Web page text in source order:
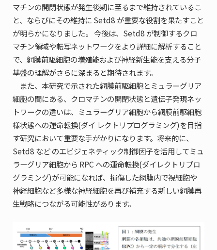
マチンの開閉状態が発生後期に至るまで維持されているこ
と、ならびにその維持に Setd8 が重要な役割を果たすこと
が明らかになりました。 今後は、Setd8 が制御するクロ
マチン領域や転写ネットワークをより詳細に解析すること
で、網膜前駆細胞の増殖能および神経新生能を支える分子
基盤の理解がさらに深まると期待されます。
また、本研究で示された網膜前駆細胞とミュラーグリア
細胞の間にある、クロマチンの開閉状態と遺伝子発現ネッ
トワークの違いは、ミュラーグリア細胞から網膜前駆細胞
様状態への運命転換(ダイ レクトリプログラミング)を目指
す研究において重要な手がかりになります。将来的に、
Setd8 など のエピジェネティック制御因子を活用してミュ
ラーグリア細胞から RPC への運命転換(ダイレクトリプロ
グラミング)が可能になれば、損傷した網膜内で視細胞や
神経細胞など多様な神経細胞を再び補充する新しい網膜再
生戦略につながる可能性があります。